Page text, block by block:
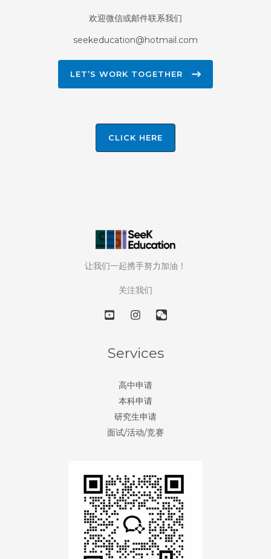
欢迎微信或邮件联系我们
seekeducation@hotmail.com
LET’S WORK TOGETHER
CLICK HERE
让我们一起携手努力加油！
关注我们
Services
高中申请
本科申请
研究生申请
面试/活动/竞赛